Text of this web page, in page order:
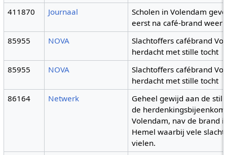
411870
Journaal
Scholen in Volendam
eerst na café-brand weer
85955
NOVA
Slachtoffers cafébrand
herdacht met stille tocht
85955
NOVA
Slachtoffers cafébrand
herdacht met stille tocht
86164
Netwerk
Geheel gewijd aan de
de
Volendam, nav de brand
Hemel waarbij vele
vielen.